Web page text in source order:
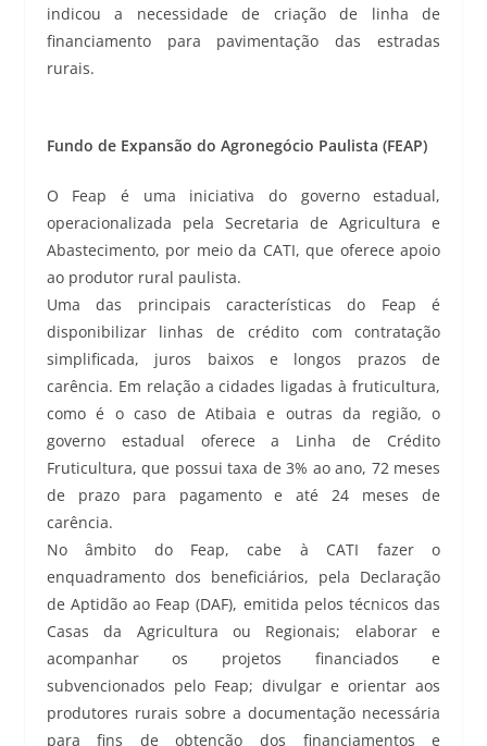
indicou a necessidade de criação de linha de
financiamento para pavimentação das estradas
rurais.
Fundo de Expansão do Agronegócio Paulista (FEAP)
O Feap é uma iniciativa do governo estadual,
operacionalizada pela Secretaria de Agricultura e
Abastecimento, por meio da CATI, que oferece apoio
ao produtor rural paulista.
Uma das principais características do Feap é
disponibilizar linhas de crédito com contratação
simplificada, juros baixos e longos prazos de
carência. Em relação a cidades ligadas à fruticultura,
como é o caso de Atibaia e outras da região, o
governo estadual oferece a Linha de Crédito
Fruticultura, que possui taxa de 3% ao ano, 72 meses
de prazo para pagamento e até 24 meses de
carência.
No âmbito do Feap, cabe à CATI fazer o
enquadramento dos beneficiários, pela Declaração
de Aptidão ao Feap (DAF), emitida pelos técnicos das
Casas da Agricultura ou Regionais; elaborar e
acompanhar os projetos financiados e
subvencionados pelo Feap; divulgar e orientar aos
produtores rurais sobre a documentação necessária
para fins de obtenção dos financiamentos e